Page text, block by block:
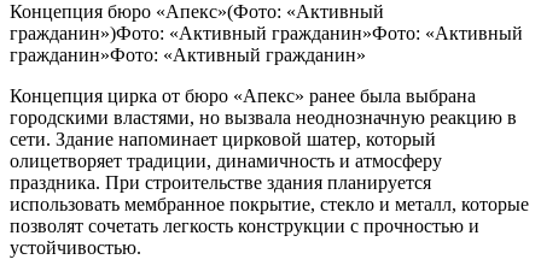
Концепция бюро «Апекс»(Фото: «Активный
гражданин»)Фото: «Активный гражданин»Фото: «Активный
гражданин»Фото: «Активный гражданин»
Концепция цирка от бюро «Апекс» ранее была выбрана
городскими властями, но вызвала неоднозначную реакцию в
сети. Здание напоминает цирковой шатер, который
олицетворяет традиции, динамичность и атмосферу
праздника. При строительстве здания планируется
использовать мембранное покрытие, стекло и металл, которые
позволят сочетать легкость конструкции с прочностью и
устойчивостью.